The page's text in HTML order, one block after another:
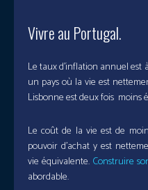
Vivre au Portugal.
Le taux d’inflation annuel est
un pays où la vie est
Lisbonne est deux fois moins
Le coût de la vie est de
pouvoir d’achat y est
vie équivalente.Construire
abordable.